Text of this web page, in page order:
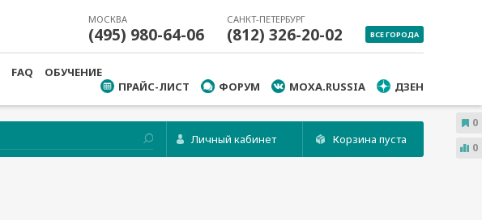
МОСКВА
(495) 980-64-06
САНКТ-ПЕТЕРБУРГ
(812) 326-20-02 ВСЕ ГОРОДА
FAQ
ОБУЧЕНИЕ
ПРАЙС-ЛИСТ
ФОРУМ MOXA.RUSSIA ДЗЕН
Личный кабинет Корзина пуста
0
0